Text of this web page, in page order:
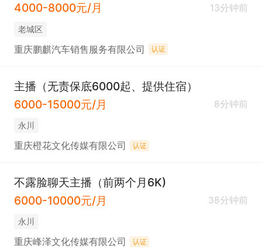
4000-8000元/月
13分钟前
老城区
重庆鹏麒汽车销售服务有限公司 认证
主播（无责保底6000起、提供住宿）
6000-15000元/月
8分钟前
永川
重庆橙花文化传媒有限公司 认证
不露脸聊天主播（前两个月6K)
6000-10000元/月
38分钟前
永川
重庆峰泽文化传媒有限公司 认证